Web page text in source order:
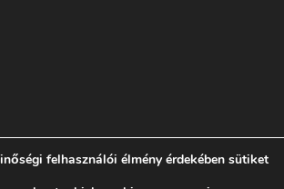
felhasználói élmény érdekében sütiket